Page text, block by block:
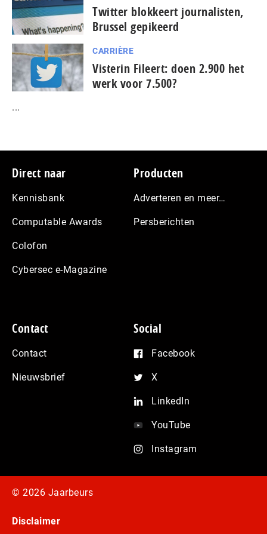
Twitter blokkeert journalisten,
Brussel gepikeerd
CARRIÈRE
Visterin Fileert: doen 2.900 het
werk voor 7.500?
...
Footer
Direct naar
Kennisbank
Computable Awards
Colofon
Cybersec e-Magazine
Producten
Adverteren en meer…
Persberichten
Contact
Contact
Nieuwsbrief
Social
Facebook
X
LinkedIn
YouTube
Instagram
© 2026 Jaarbeurs
Disclaimer